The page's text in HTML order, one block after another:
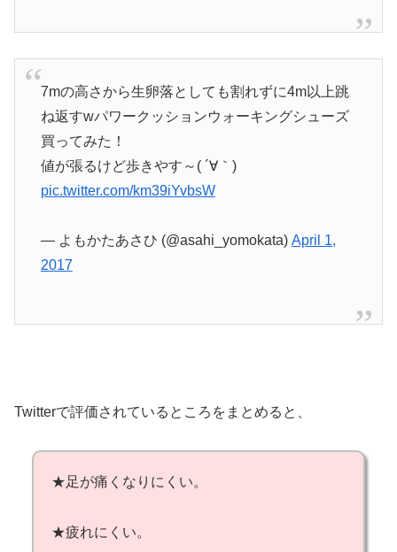
7mの高さから生卵落としても割れずに4m以上跳
ね返すwパワークッションウォーキングシューズ
買ってみた！
値が張るけど歩きやす～( ´∀｀)
pic.twitter.com/km39iYvbsW
— よもかたあさひ (@asahi_yomokata) April 1,
2017
Twitterで評価されているところをまとめると、
★足が痛くなりにくい。
★疲れにくい。